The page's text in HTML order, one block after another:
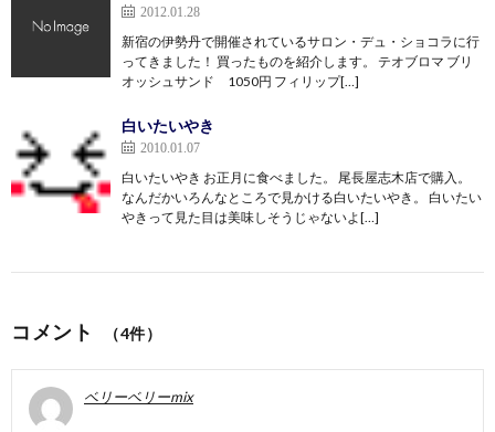
2012.01.28
新宿の伊勢丹で開催されているサロン・デュ・ショコラに行
ってきました！ 買ったものを紹介します。 テオブロマ ブリ
オッシュサンド 1050円 フィリップ[…]
白いたいやき
2010.01.07
白いたいやき お正月に食べました。 尾長屋志木店で購入。
なんだかいろんなところで見かける白いたいやき。 白いたい
やきって見た目は美味しそうじゃないよ[…]
コメント （4件）
ベリーベリーmix